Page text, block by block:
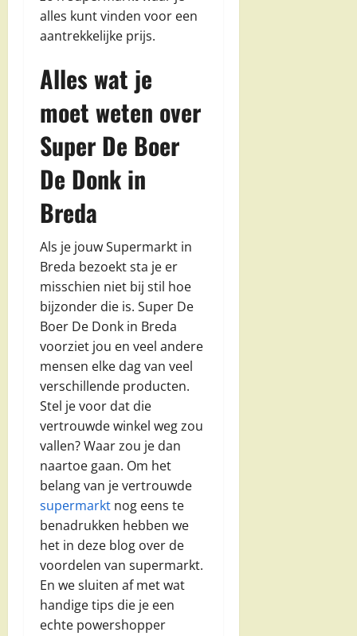
alles kunt vinden voor een
aantrekkelijke prijs.
Alles wat je
moet weten over
Super De Boer
De Donk in
Breda
Als je jouw Supermarkt in
Breda bezoekt sta je er
misschien niet bij stil hoe
bijzonder die is. Super De
Boer De Donk in Breda
voorziet jou en veel andere
mensen elke dag van veel
verschillende producten.
Stel je voor dat die
vertrouwde winkel weg zou
vallen? Waar zou je dan
naartoe gaan. Om het
belang van je vertrouwde
supermarkt nog eens te
benadrukken hebben we
het in deze blog over de
voordelen van supermarkt.
En we sluiten af met wat
handige tips die je een
echte powershopper